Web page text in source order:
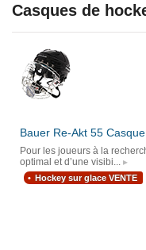
Casques de
Bauer Re-Akt 55
Pour les joueurs à la
optimal et d’une visibi...
Hockey sur glace VENTE